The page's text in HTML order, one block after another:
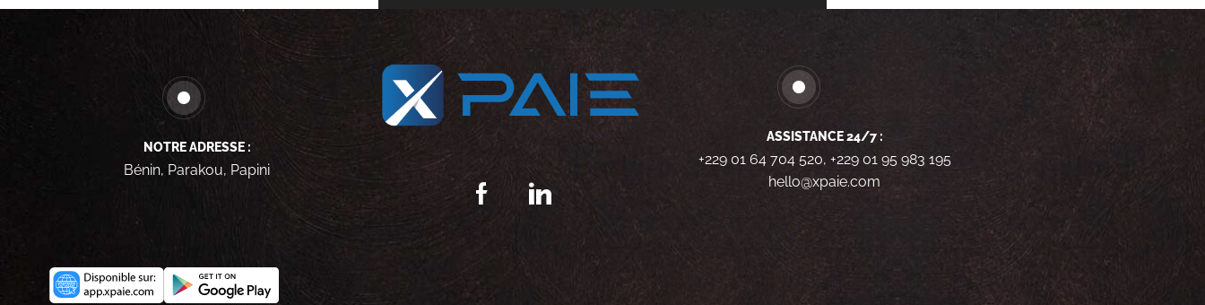
NOTRE ADRESSE :
Bénin, Parakou, Papini
ASSISTANCE 24/7 :
+229 01 64 704 520, +229 01 95 983 195
hello@xpaie.com